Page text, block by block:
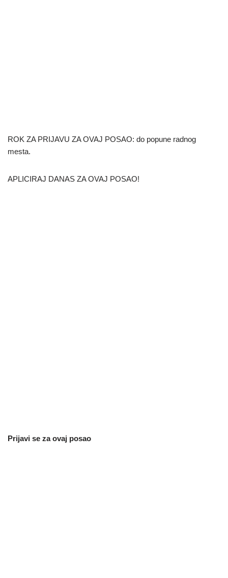
ROK ZA PRIJAVU ZA OVAJ POSAO: do popune radnog
mesta.
APLICIRAJ DANAS ZA OVAJ POSAO!
Prijavi se za ovaj posao